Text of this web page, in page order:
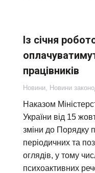
Із січня
працівників
Новини, Новини
Наказом
України від 15
зміни до Порядку
періодичних та
оглядів, у тому
психоактивних